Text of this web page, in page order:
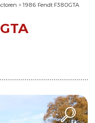
> 1986 Fendt F380GTA